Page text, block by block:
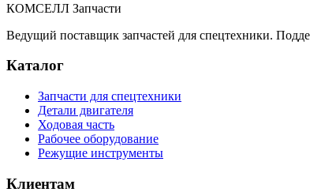
КОМСЕЛЛ Запчасти
Ведущий поставщик запчастей для спецтехники.
Каталог
Запчасти для спецтехники
Детали двигателя
Ходовая часть
Рабочее оборудование
Режущие инструменты
Клиентам